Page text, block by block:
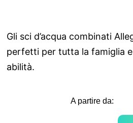
Gli sci d’acqua combinati
perfetti per tutta la famiglia
abilità.
A partire da: